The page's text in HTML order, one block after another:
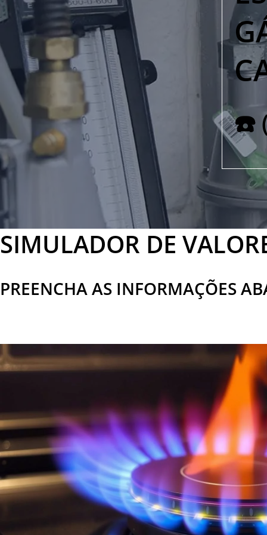
☎️
SIMULADOR DE
PREENCHA AS INFORMAÇÕES